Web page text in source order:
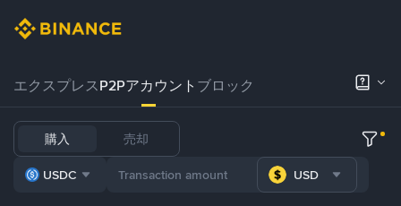
エクスプレスP2Pアカウント ブロック
購入 売却
USDC USD